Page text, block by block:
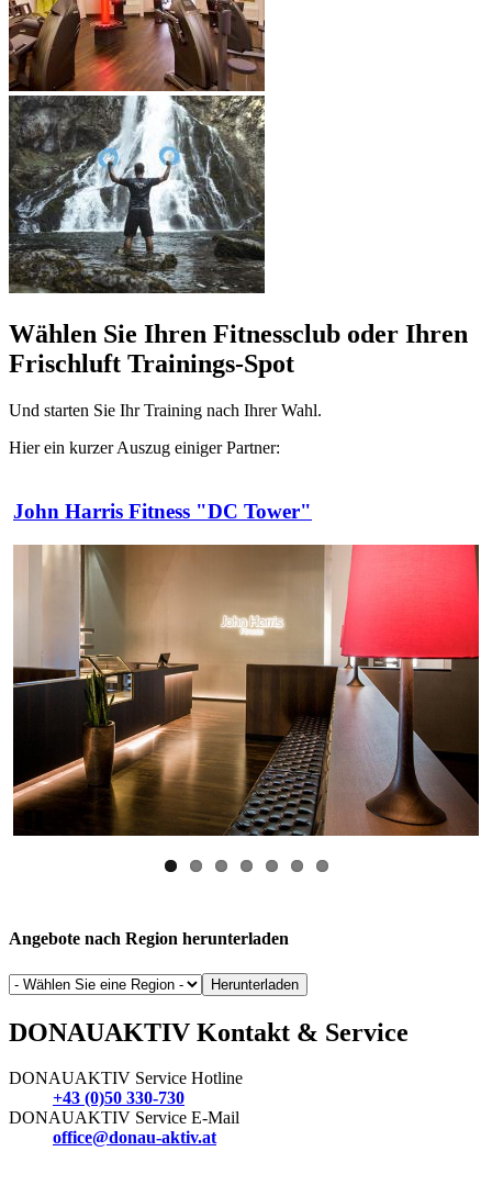
Wählen Sie Ihren Fitnessclub oder Ihren
Frischluft Trainings-Spot
Und starten Sie Ihr Training nach Ihrer Wahl.
Hier ein kurzer Auszug einiger Partner:
John Harris Fitness "DC Tower"
Kieser Training 1090 Wien
Therme Wien Fitness
Manhattan Nord
Fitness Dorner
VIBES FITNESS® Südtiroler Platz Graz
John Harris Fitness Graz
Pause
Angebote nach Region herunterladen
Herunterladen
DONAUAKTIV Kontakt & Service
DONAUAKTIV Service Hotline
+43 (0)50 330-730
DONAUAKTIV Service E-Mail
office@donau-aktiv.at